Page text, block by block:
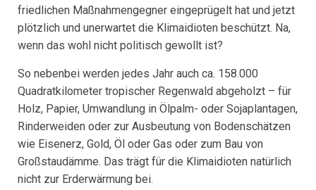
friedlichen Maßnahmengegner eingeprügelt hat und jetzt
plötzlich und unerwartet die Klimaidioten beschützt. Na,
wenn das wohl nicht politisch gewollt ist?
So nebenbei werden jedes Jahr auch ca. 158.000
Quadratkilometer tropischer Regenwald abgeholzt – für
Holz, Papier, Umwandlung in Ölpalm- oder Sojaplantagen,
Rinderweiden oder zur Ausbeutung von Bodenschätzen
wie Eisenerz, Gold, Öl oder Gas oder zum Bau von
Großstaudämme. Das trägt für die Klimaidioten natürlich
nicht zur Erderwärmung bei.